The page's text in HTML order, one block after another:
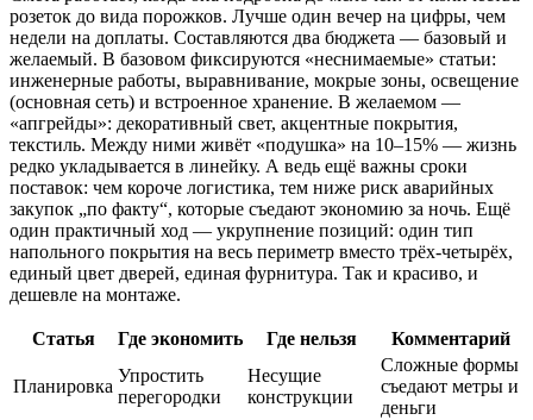
розеток до вида порожков. Лучше один вечер на цифры, чем
недели на доплаты. Составляются два бюджета — базовый и
желаемый. В базовом фиксируются «неснимаемые» статьи:
инженерные работы, выравнивание, мокрые зоны, освещение
(основная сеть) и встроенное хранение. В желаемом —
«апгрейды»: декоративный свет, акцентные покрытия,
текстиль. Между ними живёт «подушка» на 10–15% — жизнь
редко укладывается в линейку. А ведь ещё важны сроки
поставок: чем короче логистика, тем ниже риск аварийных
закупок „по факту“, которые съедают экономию за ночь. Ещё
один практичный ход — укрупнение позиций: один тип
напольного покрытия на весь периметр вместо трёх-четырёх,
единый цвет дверей, единая фурнитура. Так и красиво, и
дешевле на монтаже.
Статья Где экономить Где нельзя Комментарий
Планировка
Упростить
перегородки
Несущие
конструкции
Сложные формы
съедают метры и
деньги